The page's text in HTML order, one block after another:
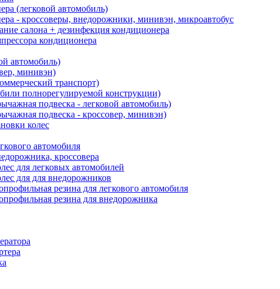
(легковой автомобиль)
- кроссоверы, внедорожники, минивэн, микроавтобус
салона + дезинфекция кондиционера
кондиционера
автомобиль)
минивэн)
транспорт)
полнорегулируемой конструкции)
подвеска - легковой автомобиль)
подвеска - кроссовер, минивэн)
колес
автомобиля
кроссовера
для легковых автомобилей
для для внедорожников
резина для легкового автомобиля
резина для внедорожника